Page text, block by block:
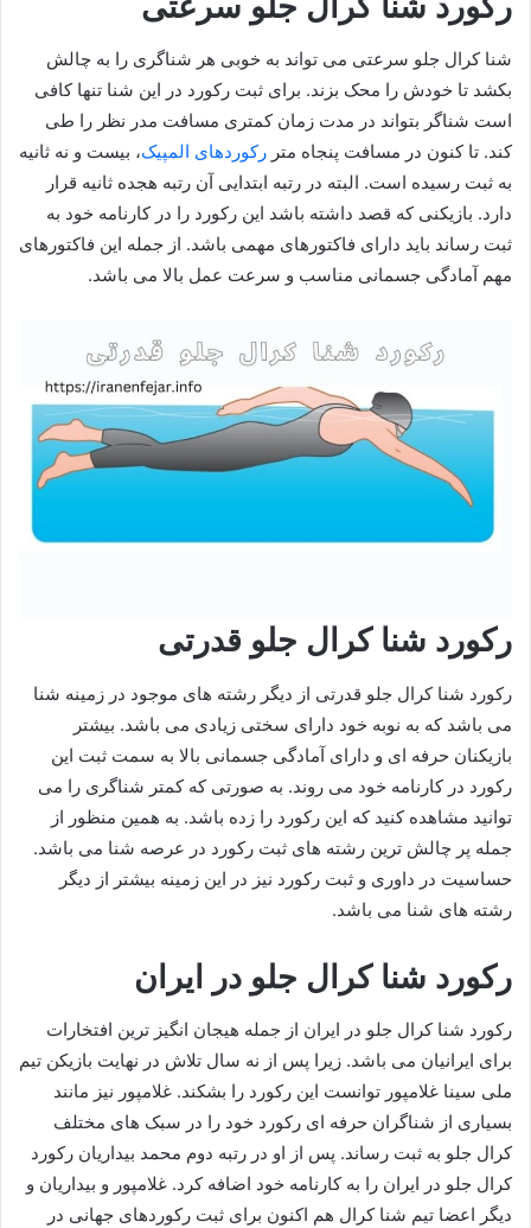
شنا کرال جلو سرعتی می تواند به خوبی هر شناگری را به چالش
بکشد تا خودش را محک بزند. برای ثبت رکورد در این شنا تنها کافی
است شناگر بتواند در مدت زمان کمتری مسافت مدر نظر را طی
کند. تا کنون در مسافت پنجاه متر رکوردهای المپیک، بیست و نه ثانیه
به ثبت رسیده است. البته در رتبه ابتدایی آن رتبه هجده ثانیه قرار
دارد. بازیکنی که قصد داشته باشد این رکورد را در کارنامه خود به
ثبت رساند باید دارای فاکتورهای مهمی باشد. از جمله این فاکتورهای
مهم آمادگی جسمانی مناسب و سرعت عمل بالا می باشد.
رکورد شنا کرال جلو قدرتی
رکورد شنا کرال جلو قدرتی از دیگر رشته های موجود در زمینه شنا
می باشد که به نوبه خود دارای سختی زیادی می باشد. بیشتر
بازیکنان حرفه ای و دارای آمادگی جسمانی بالا به سمت ثبت این
رکورد در کارنامه خود می روند. به صورتی که کمتر شناگری را می
توانید مشاهده کنید که این رکورد را زده باشد. به همین منظور از
جمله پر چالش ترین رشته های ثبت رکورد در عرصه شنا می باشد.
حساسیت در داوری و ثبت رکورد نیز در این زمینه بیشتر از دیگر
رشته های شنا می باشد.
رکورد شنا کرال جلو در ایران
رکورد شنا کرال جلو در ایران از جمله هیجان انگیز ترین افتخارات
برای ایرانیان می باشد. زیرا پس از نه سال تلاش در نهایت بازیکن تیم
ملی سینا غلامپور توانست این رکورد را بشکند. غلامپور نیز مانند
بسیاری از شناگران حرفه ای رکورد خود را در سبک های مختلف
کرال جلو به ثبت رساند. پس از او در رتبه دوم محمد بیداریان رکورد
کرال جلو در ایران را به کارنامه خود اضافه کرد. غلامپور و بیداریان و
دیگر اعضا تیم شنا کرال هم اکنون برای ثبت رکوردهای جهانی در